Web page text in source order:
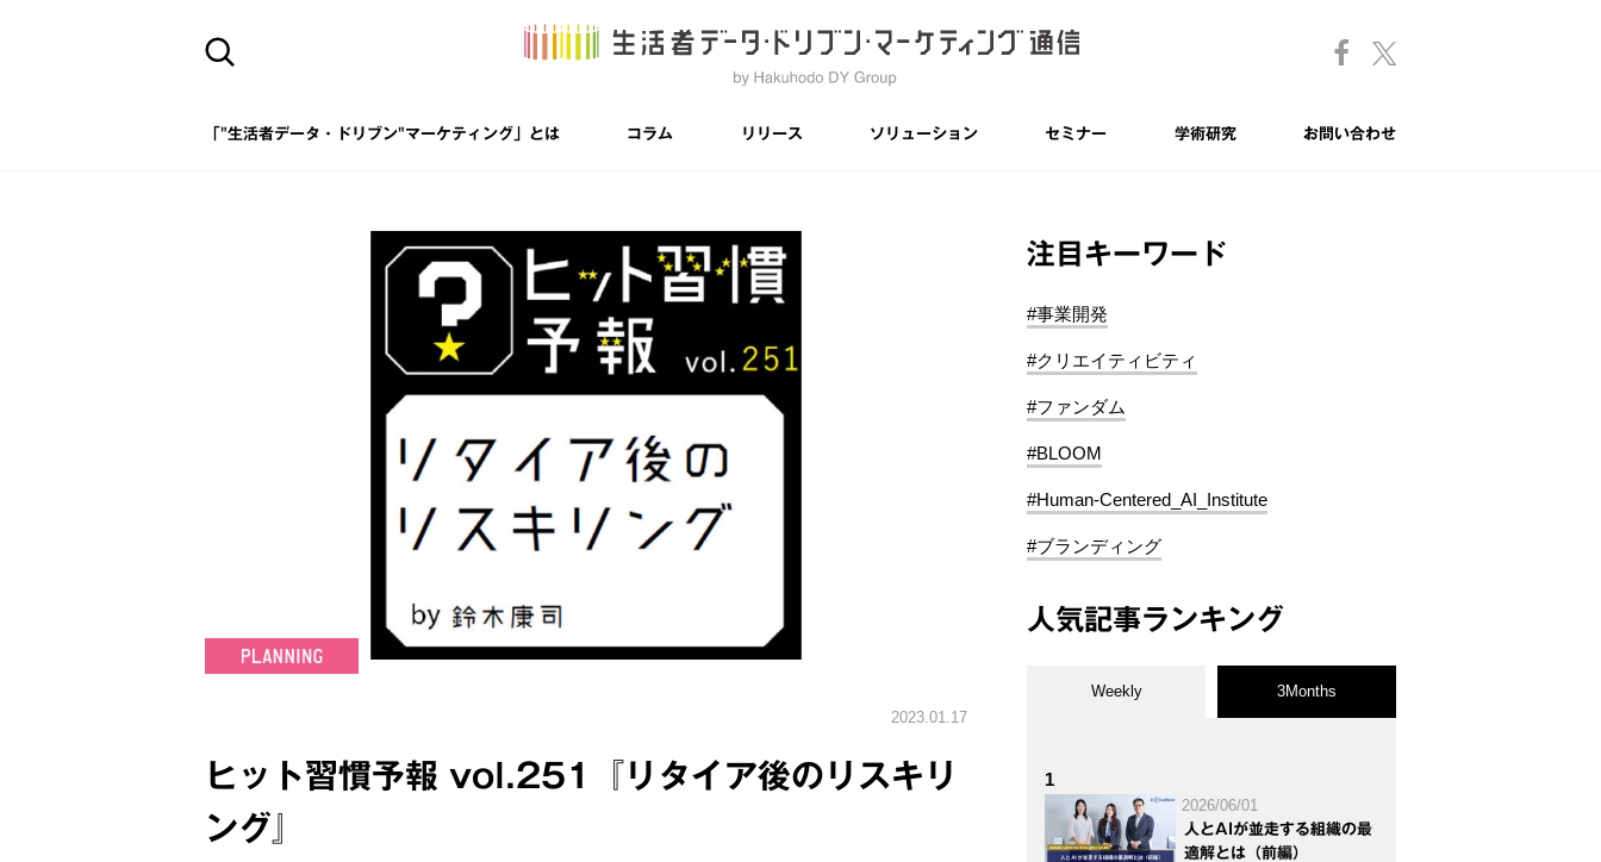
「"生活者データ・ドリブン"マーケティング」とは コラム リリース ソリューション セミナー 学術研究 お問い合わせ
2023.01.17
ヒット習慣予報 vol.251『リタイア後のリスキリ
ング』
注目キーワード
#事業開発
#クリエイティビティ
#ファンダム
#BLOOM
#Human-Centered_AI_Institute
#ブランディング
人気記事ランキング
Weekly 3Months
1
2026/06/01
人とAIが並走する組織の最
適解とは（前編）